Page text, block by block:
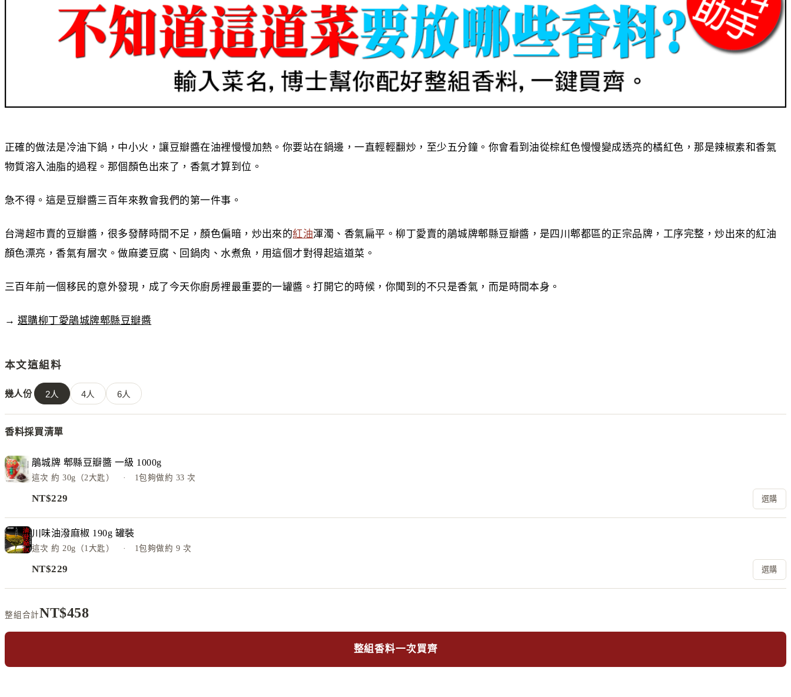
正確的做法是冷油下鍋，中小火，讓豆瓣醬在油裡慢慢加熱。你要站在鍋邊，一直輕輕翻炒，至少五分鐘。你會看到油從棕紅色慢慢變成透亮的橘紅色，那是辣椒素和香氣
物質溶入油脂的過程。那個顏色出來了，香氣才算到位。
急不得。這是豆瓣醬三百年來教會我們的第一件事。
台灣超市賣的豆瓣醬，很多發酵時間不足，顏色偏暗，炒出來的紅油渾濁、香氣扁平。柳丁愛賣的鵑城牌郫縣豆瓣醬，是四川郫都區的正宗品牌，工序完整，炒出來的紅油
顏色漂亮，香氣有層次。做麻婆豆腐、回鍋肉、水煮魚，用這個才對得起這道菜。
三百年前一個移民的意外發現，成了今天你廚房裡最重要的一罐醬。打開它的時候，你聞到的不只是香氣，而是時間本身。
→ 選購柳丁愛鵑城牌郫縣豆瓣醬
本文這組料
幾人份 2人 4人 6人
香料採買清單
鵑城牌 郫縣豆瓣醬 一級 1000g
這次約 30g（2大匙） · 1包夠做約 33 次
NT$229 選購
川味油潑麻椒 190g 罐裝
這次約 20g（1大匙） · 1包夠做約 9 次
NT$229 選購
整組合計NT$458
整組香料一次買齊